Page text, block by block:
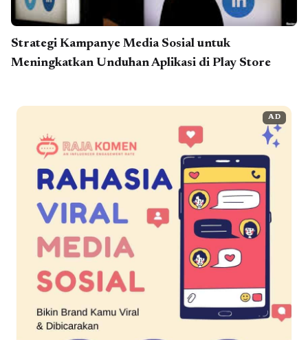
Strategi Kampanye Media Sosial untuk
Meningkatkan Unduhan Aplikasi di Play Store
AD